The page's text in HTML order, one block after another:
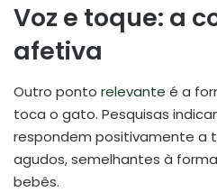
Voz e toque: a
afetiva
Outro ponto relevante é a
toca o gato. Pesquisas
respondem positivamente a
agudos, semelhantes à
bebês.